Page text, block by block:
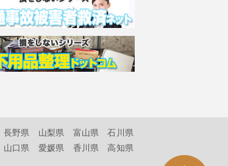
長野県 山梨県 富山県
石川県
山口県 愛媛県 香川県
高知県